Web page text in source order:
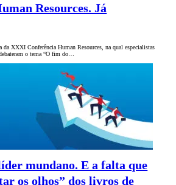
Resources. Já
da XXXI Conferência Human Resources, na qual especialistas
o tema “O fim do…
mundano. E a falta que
os olhos” dos livros de